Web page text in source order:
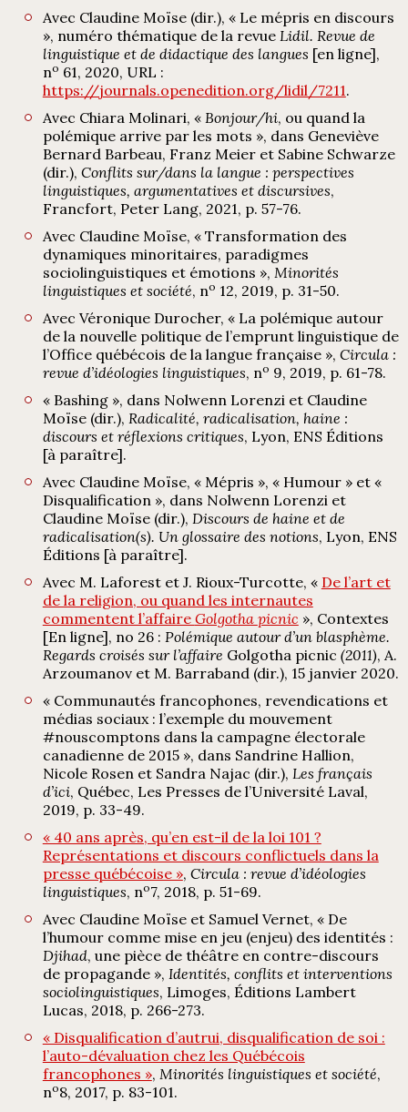
Avec Claudine Moïse (dir.), « Le mépris en discours
», numéro thématique de la revue Lidil. Revue de
linguistique et de didactique des langues [en ligne],
no 61, 2020, URL :
https://journals.openedition.org/lidil/7211.
Avec Chiara Molinari, « Bonjour/hi, ou quand la
polémique arrive par les mots », dans Geneviève
Bernard Barbeau, Franz Meier et Sabine Schwarze
(dir.), Conflits sur/dans la langue : perspectives
linguistiques, argumentatives et discursives,
Francfort, Peter Lang, 2021, p. 57-76.
Avec Claudine Moïse, « Transformation des
dynamiques minoritaires, paradigmes
sociolinguistiques et émotions », Minorités
linguistiques et société, no 12, 2019, p. 31-50.
Avec Véronique Durocher, « La polémique autour
de la nouvelle politique de l’emprunt linguistique de
l’Office québécois de la langue française », Circula :
revue d’idéologies linguistiques, no 9, 2019, p. 61-78.
« Bashing », dans Nolwenn Lorenzi et Claudine
Moïse (dir.), Radicalité, radicalisation, haine :
discours et réflexions critiques, Lyon, ENS Éditions
[à paraître].
Avec Claudine Moïse, « Mépris », « Humour » et «
Disqualification », dans Nolwenn Lorenzi et
Claudine Moïse (dir.), Discours de haine et de
radicalisation(s). Un glossaire des notions, Lyon, ENS
Éditions [à paraître].
Avec M. Laforest et J. Rioux-Turcotte, « De l’art et
de la religion, ou quand les internautes
commentent l’affaire Golgotha picnic », Contextes
[En ligne], no 26 : Polémique autour d’un blasphème.
Regards croisés sur l’affaire Golgotha picnic (2011), A.
Arzoumanov et M. Barraband (dir.), 15 janvier 2020.
« Communautés francophones, revendications et
médias sociaux : l’exemple du mouvement
#nouscomptons dans la campagne électorale
canadienne de 2015 », dans Sandrine Hallion,
Nicole Rosen et Sandra Najac (dir.), Les français
d’ici, Québec, Les Presses de l’Université Laval,
2019, p. 33-49.
« 40 ans après, qu’en est-il de la loi 101 ?
Représentations et discours conflictuels dans la
presse québécoise », Circula : revue d’idéologies
linguistiques, no7, 2018, p. 51-69.
Avec Claudine Moïse et Samuel Vernet, « De
l’humour comme mise en jeu (enjeu) des identités :
Djihad, une pièce de théâtre en contre-discours
de propagande », Identités, conflits et interventions
sociolinguistiques, Limoges, Éditions Lambert
Lucas, 2018, p. 266-273.
« Disqualification d’autrui, disqualification de soi :
l’auto-dévaluation chez les Québécois
francophones », Minorités linguistiques et société,
no8, 2017, p. 83-101.